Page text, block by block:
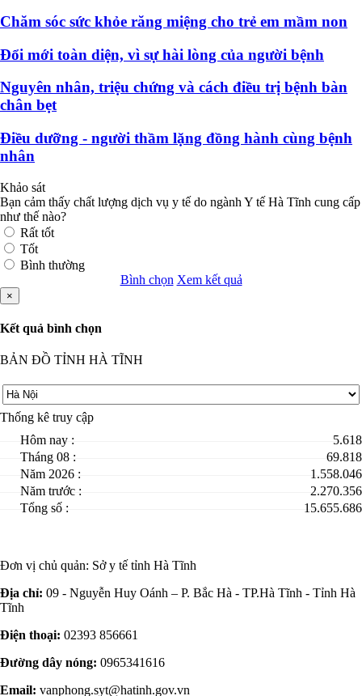
Chăm sóc sức khỏe răng miệng cho trẻ em mầm non
Đổi mới toàn diện, vì sự hài lòng của người bệnh
Nguyên nhân, triệu chứng và cách điều trị bệnh bàn
chân bẹt
Điều dưỡng - người thầm lặng đồng hành cùng bệnh
nhân
Khảo sát
Bạn cảm thấy chất lượng dịch vụ y tế do ngành Y tế Hà Tĩnh cung cấp
như thế nào?
Rất tốt
Tốt
Bình thường
Bình chọn Xem kết quả
×
Kết quả bình chọn
BẢN ĐỒ TỈNH HÀ TĨNH
Thống kê truy cập
Hôm nay :
5.618
Tháng 08 :
69.818
Năm 2026 :
1.558.046
Năm trước :
2.270.356
Tổng số :
15.655.686
Đơn vị chủ quản: Sở y tế tỉnh Hà Tĩnh
Địa chỉ: 09 - Nguyễn Huy Oánh – P. Bắc Hà - TP.Hà Tĩnh - Tỉnh Hà
Tĩnh
Điện thoại: 02393 856661
Đường dây nóng: 0965341616
Email: vanphong.syt@hatinh.gov.vn